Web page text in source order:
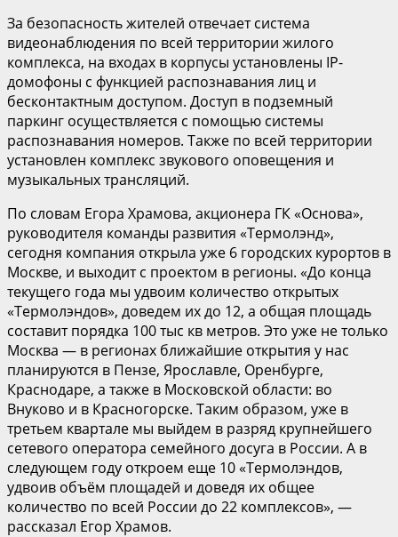
За безопасность жителей отвечает система
видеонаблюдения по всей территории жилого
комплекса, на входах в корпусы установлены IP-
домофоны с функцией распознавания лиц и
бесконтактным доступом. Доступ в подземный
паркинг осуществляется с помощью системы
распознавания номеров. Также по всей территории
установлен комплекс звукового оповещения и
музыкальных трансляций.
По словам Егора Храмова, акционера ГК «Основа»,
руководителя команды развития «Термолэнд»,
сегодня компания открыла уже 6 городских курортов в
Москве, и выходит с проектом в регионы. «До конца
текущего года мы удвоим количество открытых
«Термолэндов», доведем их до 12, а общая площадь
составит порядка 100 тыс кв метров. Это уже не только
Москва — в регионах ближайшие открытия у нас
планируются в Пензе, Ярославле, Оренбурге,
Краснодаре, а также в Московской области: во
Внуково и в Красногорске. Таким образом, уже в
третьем квартале мы выйдем в разряд крупнейшего
сетевого оператора семейного досуга в России. А в
следующем году откроем еще 10 «Термолэндов,
удвоив объём площадей и доведя их общее
количество по всей России до 22 комплексов», —
рассказал Егор Храмов.